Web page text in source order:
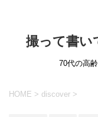
撮って書い
70代の高
HOME > discover >